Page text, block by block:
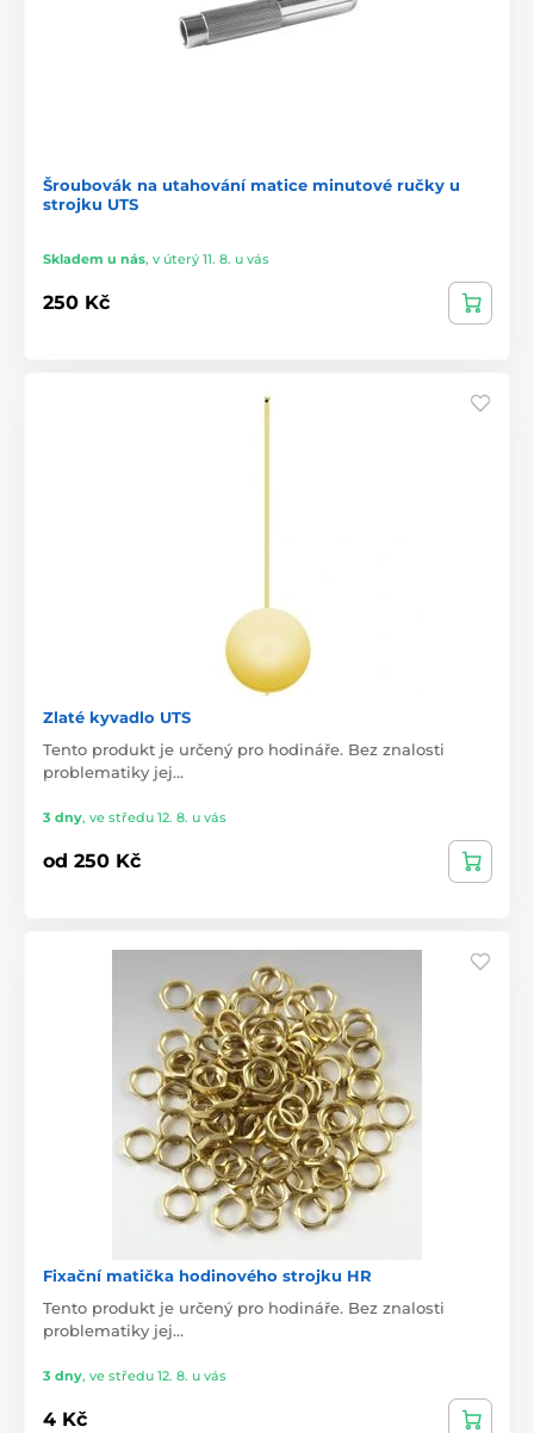
Šroubovák na utahování matice minutové ručky u
strojku UTS
Skladem u nás, v úterý 11. 8. u vás
250 Kč
Zlaté kyvadlo UTS
Tento produkt je určený pro hodináře. Bez znalosti
problematiky jej…
3 dny, ve středu 12. 8. u vás
od 250 Kč
Fixační matička hodinového strojku HR
Tento produkt je určený pro hodináře. Bez znalosti
problematiky jej…
3 dny, ve středu 12. 8. u vás
4 Kč